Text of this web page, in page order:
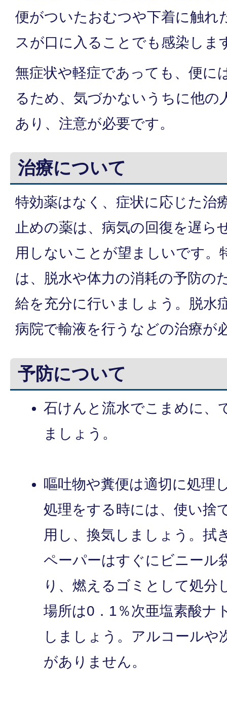
便がついたおむつや下着に触れ
スが口に入ることでも感染しま
無症状や軽症であっても、便に
るため、気づかないうちに他の
あり、注意が必要です。
治療について
特効薬はなく、症状に応じた治
止めの薬は、病気の回復を遅ら
用しないことが望ましいです。
は、脱水や体力の消耗の予防の
給を充分に行いましょう。脱水
病院で輸液を行うなどの治療が
予防について
石けんと流水でこまめに、
ましょう。
嘔吐物や糞便は適切に処理
処理をする時には、使い捨
用し、換気しましょう。拭
ペーパーはすぐにビニール
り、燃えるゴミとして処分
場所は0．1％次亜塩素酸ナ
しましょう。アルコールや
がありません。